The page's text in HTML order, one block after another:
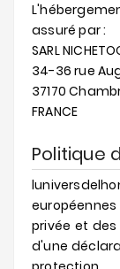
assuré par :
SARL
34-36 rue
37170
FRANCE
Politique
privée et
d'une